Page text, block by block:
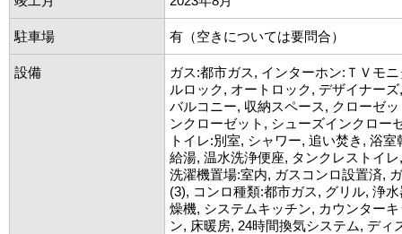
駐車場 有（空きについては要問合）
設備
ガス:都市ガス, インターホン:ＴＶモ
ルロック, オートロック, デザイナー
バルコニー, 収納スペース, クローゼ
ンクローゼット, シューズインクロー
トイレ:別室, シャワー, 追い焚き, 浴
給湯, 温水洗浄便座, タンクレストイ
洗濯機置場:室内, ガスコンロ設置済,
(3), コンロ種類:都市ガス, グリル, 浄
燥機, システムキッチン, カウンター
ン, 床暖房, 24時間換気システム, ディ